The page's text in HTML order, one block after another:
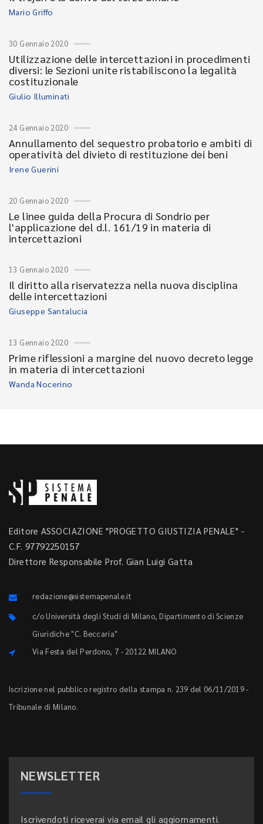
Mario Griffo
30 Gennaio 2020
Utilizzazione delle intercettazioni in procedimenti
diversi: le Sezioni unite ristabiliscono la legalità
costituzionale
Giulio Illuminati
24 Gennaio 2020
Annullamento del sequestro probatorio e ambiti di
operatività del divieto di restituzione dei beni
Irene Guerini
20 Gennaio 2020
Le linee guida della Procura di Sondrio per
l'applicazione del d.l. 161/19 in materia di
intercettazioni
13 Gennaio 2020
Il diritto alla riservatezza nella nuova disciplina
delle intercettazioni
Giuseppe Santalucia
13 Gennaio 2020
Prime riflessioni a margine del nuovo decreto legge
in materia di intercettazioni
Wanda Nocerino
Editore ASSOCIAZIONE "PROGETTO GIUSTIZIA PENALE" -
C.F. 97792250157
Direttore Responsabile Prof. Gian Luigi Gatta
redazione@sistemapenale.it
c/o Università degli Studi di Milano, Dipartimento di Scienze
Giuridiche "C. Beccaria"
Via Festa del Perdono, 7 - 20122 MILANO
Iscrizione nel pubblico registro della stampa n. 239 del 06/11/2019 -
Tribunale di Milano.
NEWSLETTER
Iscrivendoti riceverai via email gli aggiornamenti.